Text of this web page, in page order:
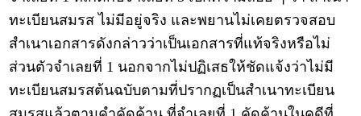
ทะเบียนสมรส ไม่มีอยู่จริง และพยานไม่เคยตรวจสอบ
สำเนาเอกสารดังกล่าวว่าเป็นเอกสารที่แท้จริงหรือไม่
ส่วนตัวจำเลยที่ 1 นอกจากไม่ปฏิเสธให้ชัดแจ้งว่าไม่มี
ทะเบียนสมรสต้นฉบับตามที่ปรากฏเป็นสำเนาทะเบียน